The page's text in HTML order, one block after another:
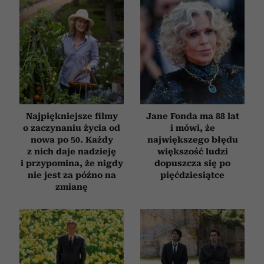
Najpiękniejsze filmy
o zaczynaniu życia od
nowa po 50. Każdy
z nich daje nadzieję
i przypomina, że nigdy
nie jest za późno na
zmianę
Jane Fonda ma 88 lat
i mówi, że
największego błędu
większość ludzi
dopuszcza się po
pięćdziesiątce